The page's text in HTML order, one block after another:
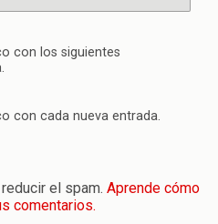
con los siguientes
con cada nueva entrada.
el spam. Aprende cómo
comentarios.